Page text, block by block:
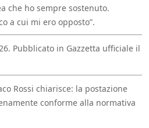
che ho sempre sostenuto.
a cui mi ero opposto”.
Pubblicato in Gazzetta ufficiale il
Rossi chiarisce: la postazione
conforme alla normativa